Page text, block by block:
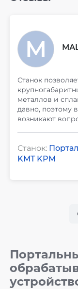
Станок
металлов и
давно, поэтому
возникают
заявленным.
Станок:
KMT KPM